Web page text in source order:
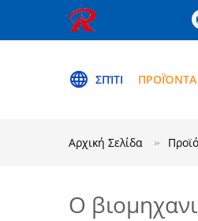
ΣΠΊΤΙ ΠΡΟΪΌΝΤΑ
Αρχική Σελίδα
Ο